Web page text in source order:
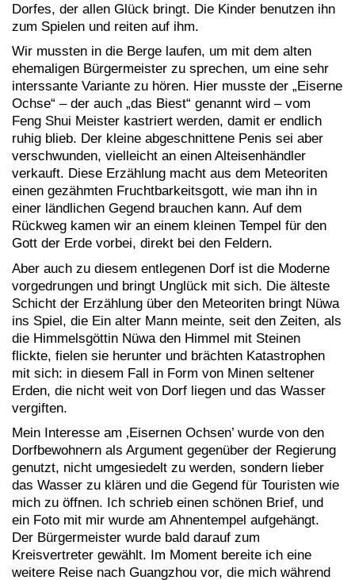
Dorfes, der allen Glück bringt. Die Kinder benutzen ihn
zum Spielen und reiten auf ihm.
Wir mussten in die Berge laufen, um mit dem alten
ehemaligen Bürgermeister zu sprechen, um eine sehr
interssante Variante zu hören. Hier musste der „Eiserne
Ochse“ – der auch „das Biest“ genannt wird – vom
Feng Shui Meister kastriert werden, damit er endlich
ruhig blieb. Der kleine abgeschnittene Penis sei aber
verschwunden, vielleicht an einen Alteisenhändler
verkauft. Diese Erzählung macht aus dem Meteoriten
einen gezähmten Fruchtbarkeitsgott, wie man ihn in
einer ländlichen Gegend brauchen kann. Auf dem
Rückweg kamen wir an einem kleinen Tempel für den
Gott der Erde vorbei, direkt bei den Feldern.
Aber auch zu diesem entlegenen Dorf ist die Moderne
vorgedrungen und bringt Unglück mit sich. Die älteste
Schicht der Erzählung über den Meteoriten bringt Nüwa
ins Spiel, die Ein alter Mann meinte, seit den Zeiten, als
die Himmelsgöttin Nüwa den Himmel mit Steinen
flickte, fielen sie herunter und brächten Katastrophen
mit sich: in diesem Fall in Form von Minen seltener
Erden, die nicht weit von Dorf liegen und das Wasser
vergiften.
Mein Interesse am ‚Eisernen Ochsen’ wurde von den
Dorfbewohnern als Argument gegenüber der Regierung
genutzt, nicht umgesiedelt zu werden, sondern lieber
das Wasser zu klären und die Gegend für Touristen wie
mich zu öffnen. Ich schrieb einen schönen Brief, und
ein Foto mit mir wurde am Ahnentempel aufgehängt.
Der Bürgermeister wurde bald darauf zum
Kreisvertreter gewählt. Im Moment bereite ich eine
weitere Reise nach Guangzhou vor, die mich während